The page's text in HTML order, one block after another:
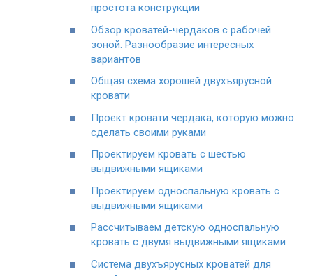
простота конструкции
Обзор кроватей-чердаков с рабочей
зоной. Разнообразие интересных
вариантов
Общая схема хорошей двухъярусной
кровати
Проект кровати чердака, которую можно
сделать своими руками
Проектируем кровать с шестью
выдвижными ящиками
Проектируем односпальную кровать с
выдвижными ящиками
Рассчитываем детскую односпальную
кровать с двумя выдвижными ящиками
Система двухъярусных кроватей для